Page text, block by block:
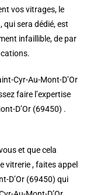
vos vitrages, le
qui sera dédié, est
infaillible, de par
Cyr-Au-Mont-D’Or
faire l’expertise
D’Or (69450) .
et que cela
vitrerie , faites appel
D’Or (69450) qui